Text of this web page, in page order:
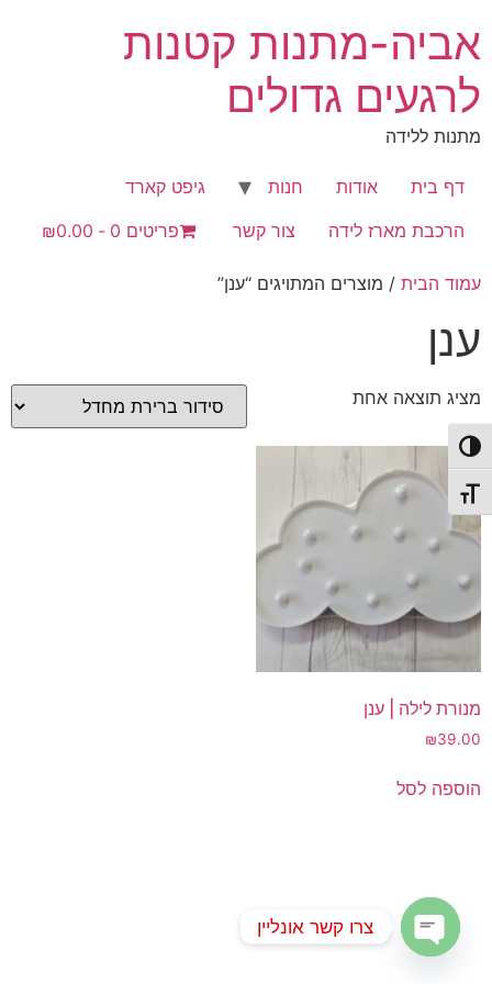
הפעל/כבה ניגודיות גבוהה
מתג גודל גופן
לתוכן
אביה-מתנות קטנות
לרגעים גדולים
מתנות ללידה
דף בית אודות חנות
גיפט קארד
הרכבת מארז לידה
צור קשר פריטים 0 ₪0.00
עמוד הבית / מוצרים המתויגים “ענן”
ענן
מציג תוצאה אחת
מנורת לילה | ענן
₪39.00
הוספה לסל
צרו קשר אונליין